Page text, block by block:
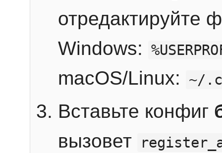
отредактируйте
Windows:
macOS/Linux: ~/
Вставьте конфиг
вызовет